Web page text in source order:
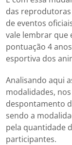
das
de eventos
vale lembrar que
pontuação 4
esportiva dos
Analisando aqui
modalidades,
despontamento
sendo a
pela quantidade
participantes.